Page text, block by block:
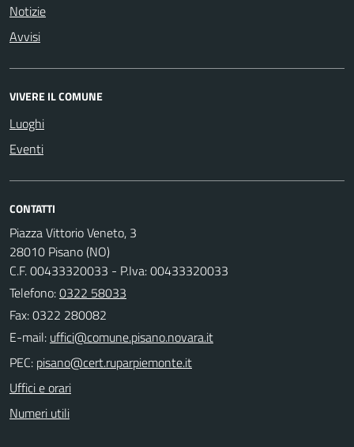
Notizie
Avvisi
VIVERE IL COMUNE
Luoghi
Eventi
CONTATTI
Piazza Vittorio Veneto, 3
28010 Pisano (NO)
C.F. 00433320033 - P.Iva: 00433320033
Telefono:0322 58033
Fax: 0322 280082
E-mail:
PEC:
Uffici e orari
Numeri utili